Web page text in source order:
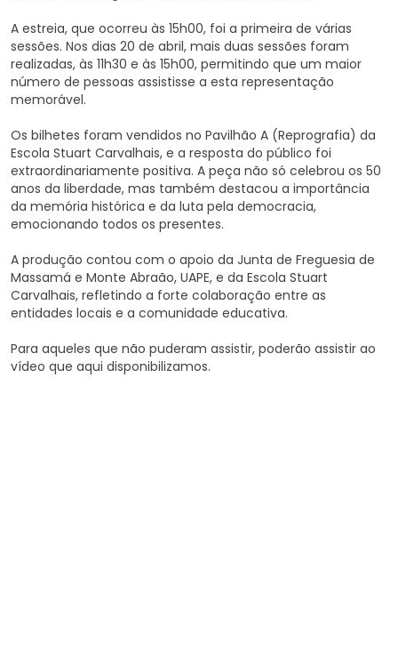
A estreia, que ocorreu às 15h00, foi a primeira de várias
sessões. Nos dias 20 de abril, mais duas sessões foram
realizadas, às 11h30 e às 15h00, permitindo que um maior
número de pessoas assistisse a esta representação
memorável.
Os bilhetes foram vendidos no Pavilhão A (Reprografia) da
Escola Stuart Carvalhais, e a resposta do público foi
extraordinariamente positiva. A peça não só celebrou os 50
anos da liberdade, mas também destacou a importância
da memória histórica e da luta pela democracia,
emocionando todos os presentes.
A produção contou com o apoio da Junta de Freguesia de
Massamá e Monte Abraão, UAPE, e da Escola Stuart
Carvalhais, refletindo a forte colaboração entre as
entidades locais e a comunidade educativa.
Para aqueles que não puderam assistir, poderão assistir ao
vídeo que aqui disponibilizamos.